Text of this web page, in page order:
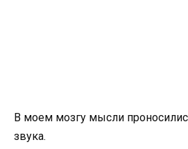
В моем мозгу мысли
звука.